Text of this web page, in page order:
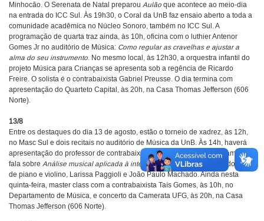
Minhocão. O Serenata de Natal preparou Aulão que acontece ao meio-dia
na entrada do ICC Sul. Às 19h30, o Coral da UnB faz ensaio aberto a toda a
comunidade acadêmica no Núcleo Sonoro, também no ICC Sul. A
programação de quarta traz ainda, às 10h, oficina com o luthier Antenor
Gomes Jr no auditório de Música: Como regular as cravelhas e ajustar a
alma do seu instrumento. No mesmo local, às 12h30, a orquestra infantil do
projeto Música para Crianças se apresenta sob a regência de Ricardo
Freire. O solista é o contrabaixista Gabriel Preusse. O dia termina com
apresentação do Quarteto Capital, às 20h, na Casa Thomas Jefferson (606
Norte).
13/8
Entre os destaques do dia 13 de agosto, estão o torneio de xadrez, às 12h,
no Masc Sul e dois recitais no auditório de Música da UnB. Às 14h, haverá
apresentação do professor de contrabaixo Alexandre Antunes, que também
fala sobre Análise musical aplicada à interpretação . Às 18h, é a vez do duo
de piano e violino, Larissa Paggioli e João Paulo Machado. Ainda nesta
quinta-feira, master class com a contrabaixista Taís Gomes, às 10h, no
Departamento de Música, e concerto da Camerata UFG, às 20h, na Casa
Thomas Jefferson (606 Norte).